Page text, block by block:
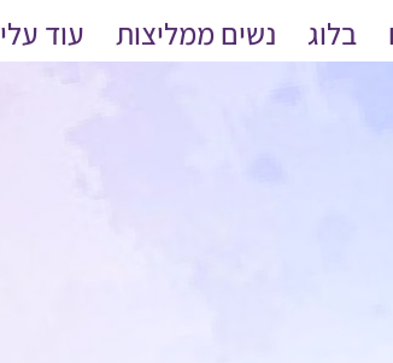
בלוג נשים ממליצות עוד עלי